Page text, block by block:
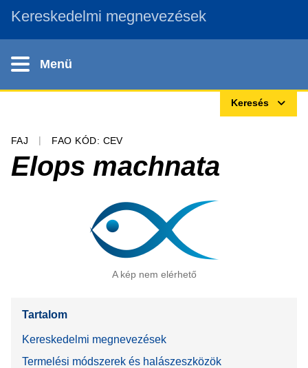
Kereskedelmi megnevezések
Menü
Keresés
FAJ FAO KÓD: CEV
Elops machnata
A kép nem elérhető
Tartalom
Kereskedelmi megnevezések
Termelési módszerek és halászeszközök